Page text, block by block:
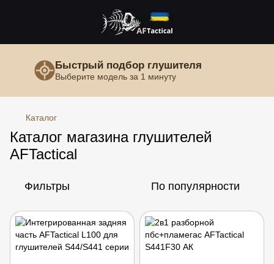
Быстрый подбор глушителя
Выберите модель за 1 минуту
Каталог
Каталог магазина глушителей
AFTactical
Фильтры По популярности